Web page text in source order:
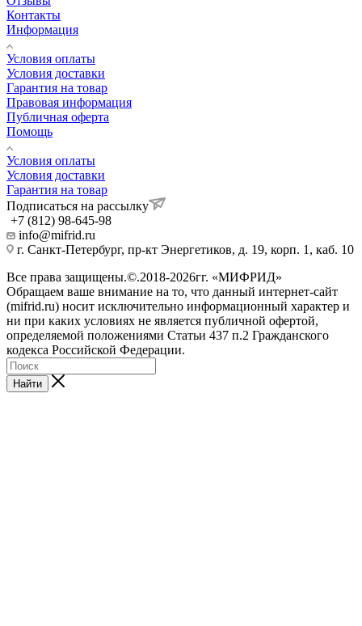
Контакты
Информация
Условия оплаты
Условия доставки
Гарантия на товар
Правовая информация
Публичная оферта
Помощь
Условия оплаты
Условия доставки
Гарантия на товар
Подписаться на рассылку
+7 (812) 98-645-98
info@mifrid.ru
г. Санкт-Петербург, пр-кт Энергетиков, д. 19, корп. 1, каб. 10
Все права защищены.©.2018-2026гг. «МИФРИД»
Обращаем ваше внимание на то, что данный интернет-сайт
(mifrid.ru) носит исключительно информационный характер и
ни при каких условиях не является публичной офертой,
определяемой положениями Статьи 437 п.2 Гражданского
кодекса Российской Федерации.
Найти